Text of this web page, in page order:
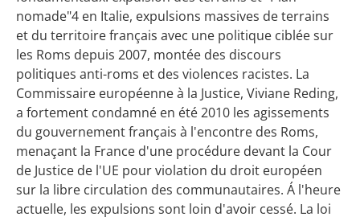
nomade"4 en Italie, expulsions massives de terrains
et du territoire français avec une politique ciblée sur
les Roms depuis 2007, montée des discours
politiques anti-roms et des violences racistes. La
Commissaire européenne à la Justice, Viviane Reding,
a fortement condamné en été 2010 les agissements
du gouvernement français à l'encontre des Roms,
menaçant la France d'une procédure devant la Cour
de Justice de l'UE pour violation du droit européen
sur la libre circulation des communautaires. Á l'heure
actuelle, les expulsions sont loin d'avoir cessé. La loi